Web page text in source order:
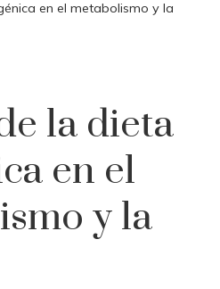
en el metabolismo y la
la dieta
en el
y la